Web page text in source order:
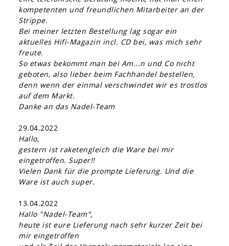
kompetenten und freundlichen Mitarbeiter an der
Strippe.
Bei meiner letzten Bestellung lag sogar ein
aktuelles Hifi-Magazin incl. CD bei, was mich sehr
freute.
So etwas bekommt man bei Am...n und Co nicht
geboten, also lieber beim Fachhandel bestellen,
denn wenn der einmal verschwindet wir es trostlos
auf dem Markt.
Danke an das Nadel-Team
29.04.2022
Hallo,
gestern ist raketengleich die Ware bei mir
eingetroffen. Super!!
Vielen Dank für die prompte Lieferung. Und die
Ware ist auch super.
13.04.2022
Hallo "Nadel-Team",
heute ist eure Lieferung nach sehr kurzer Zeit bei
mir eingetroffen